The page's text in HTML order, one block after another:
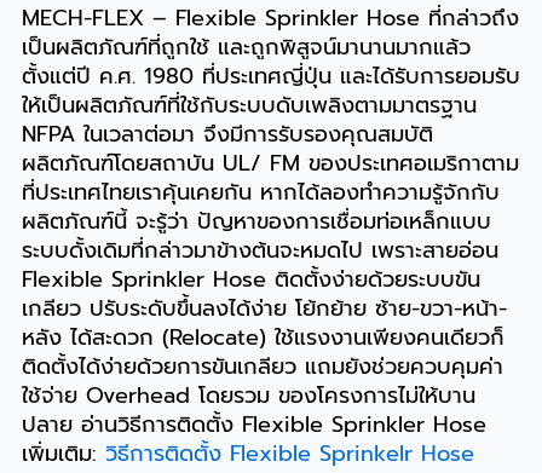
MECH-FLEX – Flexible Sprinkler Hose ที่กล่าวถึง
เป็นผลิตภัณฑ์ที่ถูกใช้ และถูกพิสูจน์มานานมากแล้ว
ตั้งแต่ปี ค.ศ. 1980 ที่ประเทศญี่ปุ่น และได้รับการยอมรับ
ให้เป็นผลิตภัณฑ์ที่ใช้กับระบบดับเพลิงตามมาตรฐาน
NFPA ในเวลาต่อมา จึงมีการรับรองคุณสมบัติ
ผลิตภัณฑ์โดยสถาบัน UL/ FM ของประเทศอเมริกาตาม
ที่ประเทศไทยเราคุ้นเคยกัน หากได้ลองทำความรู้จักกับ
ผลิตภัณฑ์นี้ จะรู้ว่า ปัญหาของการเชื่อมท่อเหล็กแบบ
ระบบดั้งเดิมที่กล่าวมาข้างต้นจะหมดไป เพราะสายอ่อน
Flexible Sprinkler Hose ติดตั้งง่ายด้วยระบบขัน
เกลียว ปรับระดับขึ้นลงได้ง่าย โย้กย้าย ซ้าย-ขวา-หน้า-
หลัง ได้สะดวก (Relocate) ใช้แรงงานเพียงคนเดียวก็
ติดตั้งได้ง่ายด้วยการขันเกลียว แถมยังช่วยควบคุมค่า
ใช้จ่าย Overhead โดยรวม ของโครงการไม่ให้บาน
ปลาย อ่านวิธีการติดตั้ง Flexible Sprinkler Hose
เพิ่มเติม: วิธีการติดตั้ง Flexible Sprinkelr Hose